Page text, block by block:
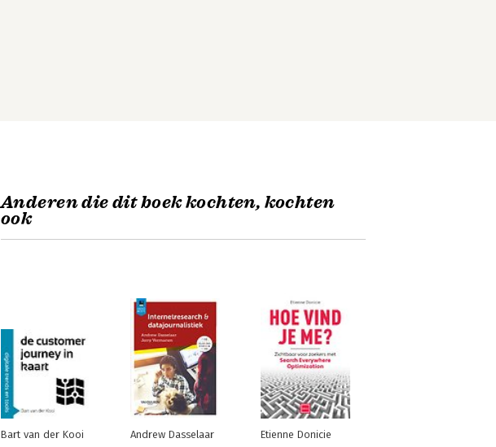
Anderen die dit boek kochten, kochten
ook
Bart van der Kooi Andrew Dasselaar Etienne Donicie